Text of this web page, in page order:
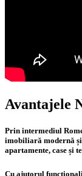
Avantajele
Prin intermediul
imobiliară modernă
apartamente, case și
Cu ajutorul